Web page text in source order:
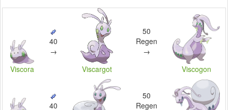
Viscora
40
→
Viscargot
50
Regen
→
Viscogon
40
50
Regen